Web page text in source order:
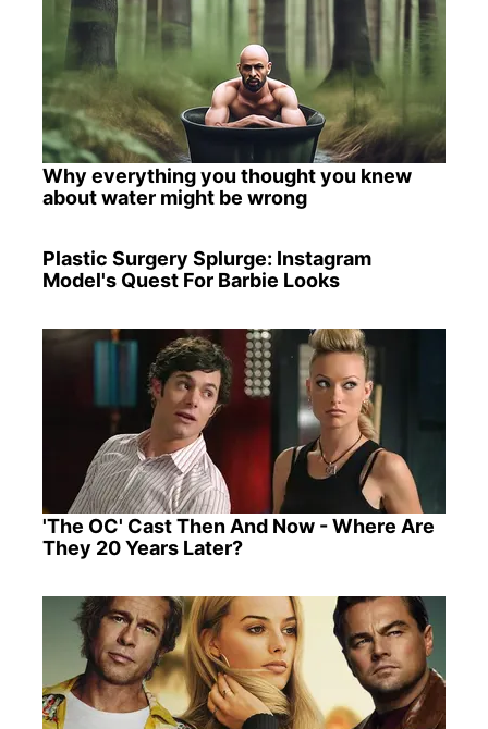
Why everything you thought you knew
about water might be wrong
Plastic Surgery Splurge: Instagram
Model's Quest For Barbie Looks
'The OC' Cast Then And Now - Where Are
They 20 Years Later?